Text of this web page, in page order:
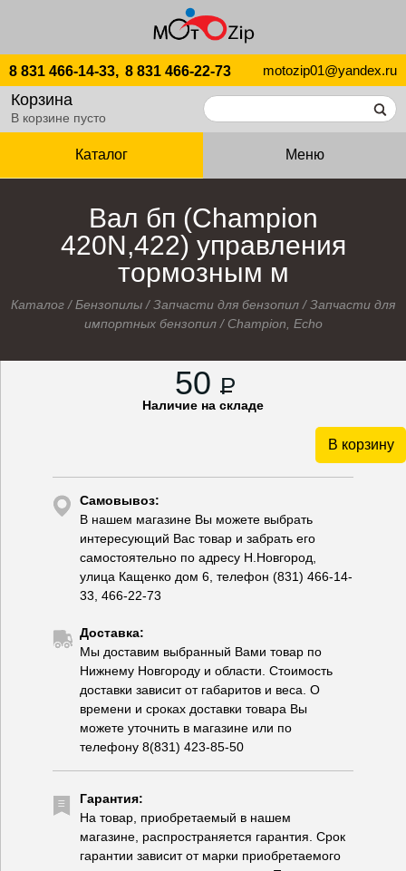
8 831 466-14-33, 8 831 466-22-73 motozip01@yandex.ru
Корзина
В корзине пусто
Каталог Меню
Вал бп (Champion
420N,422) управления
тормозным м
Каталог /Бензопилы /Запчасти для бензопил /Запчасти для
импортных бензопил/ Champion, Echo
50 P
Наличие на складе
В корзину
Самовывоз:
В нашем магазине Вы можете выбрать
интересующий Вас товар и забрать его
самостоятельно по адресу Н.Новгород,
улица Кащенко дом 6, телефон (831) 466-14-
33, 466-22-73
Доставка:
Мы доставим выбранный Вами товар по
Нижнему Новгороду и области. Стоимость
доставки зависит от габаритов и веса. О
времени и сроках доставки товара Вы
можете уточнить в магазине или по
телефону 8(831) 423-85-50
Гарантия:
На товар, приобретаемый в нашем
магазине, распространяется гарантия. Срок
гарантии зависит от марки приобретаемого